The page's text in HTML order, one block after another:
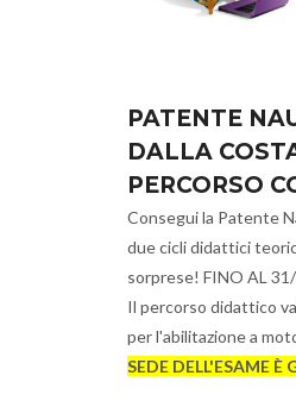
PATENTE
DALLA
PERCORSO
Consegui la Patente
due cicli didattici
sorprese! FINO AL
Il percorso didattico
per l'abilitazione a
SEDE DELL'ESAME È